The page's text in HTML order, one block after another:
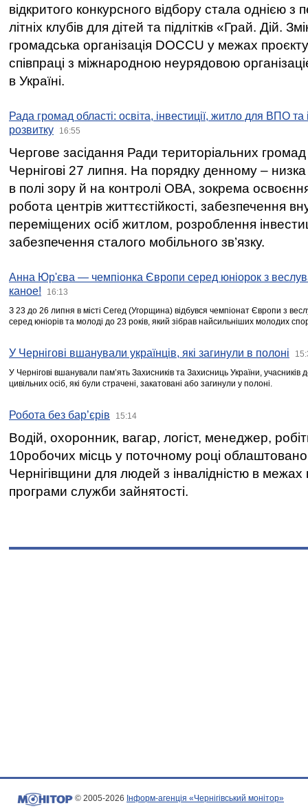
відкритого конкурсного відбору стала однією
літніх клубів для дітей та підлітків «Грай. Дій.
громадська організація DOCCU у межах
співпраці з міжнародною неурядовою
в Україні.
Рада громад області: освіта, інвестиції, житло для ВПО
розвитку
16:55
Чергове засідання Ради територіальних громад
Чернігові 27 липня. На порядку денному –
в полі зору й на контролі ОВА, зокрема освоєння
робота центрів життєстійкості, забезпечення
переміщених осіб житлом, розроблення
забезпечення сталого мобільного зв’язку.
Анна Юр'єва — чемпіонка Європи серед юніорок з
каное!
16:13
З 23 до 26 липня в місті Сегед (Угорщина) відбувся чемпіонат Європи з
серед юніорів та молоді до 23 років, який зібрав найсильніших молодих
У Чернігові вшанували українців, які загинули в полоні
У Чернігові вшанували пам’ять Захисників та Захисниць України,
цивільних осіб, які були страчені, закатовані або загинули у полоні.
Робота без бар’єрів 15:14
Водій, охоронник, вагар, логіст, менеджер,
10робочих місць у поточному році
Чернігівщини для людей з інвалідністю в межах
програми служби зайнятості.
© 2005-2026 Інформ-агенція «Чернігівський монітор»